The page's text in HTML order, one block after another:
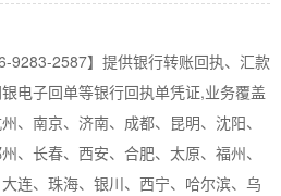
9283-2587】提供银行转账回执、汇款
电子回单等银行回执单凭证,业务覆盖
、南京、济南、成都、昆明、沈阳、
、长春、西安、合肥、太原、福州、
连、珠海、银川、西宁、哈尔滨、乌